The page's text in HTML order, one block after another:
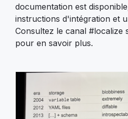
documentation est
instructions d'intégration et
Consultez le canal #localize
pour en savoir plus.